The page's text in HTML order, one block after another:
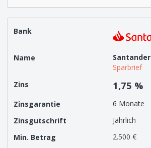
Santander
Sparbrief
1,75 %
6 Monate
Jährlich
2.500 €